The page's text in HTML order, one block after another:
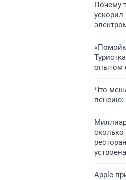
Почему
ускорил
опытом
Что
пенсию:
сколько
Apple